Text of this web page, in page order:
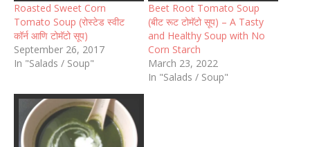
Roasted Sweet Corn
Tomato Soup (रोस्टेड स्वीट
कॉर्न आणि टोमॅटो सूप)
September 26, 2017
In "Salads / Soup"
Beet Root Tomato Soup
(बीट रूट टोमॅटो सूप) – A Tasty
and Healthy Soup with No
Corn Starch
March 23, 2022
In "Salads / Soup"